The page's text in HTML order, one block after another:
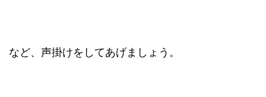
など、声掛けをしてあげましょう。